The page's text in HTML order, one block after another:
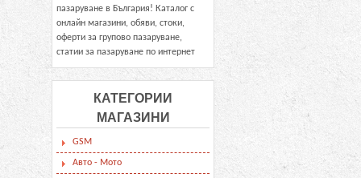
пазаруване в България! Каталог с
онлайн магазини, обяви, стоки,
оферти за групово пазаруване,
статии за пазаруване по интернет
КАТЕГОРИИ
МАГАЗИНИ
GSM
Авто - Мото